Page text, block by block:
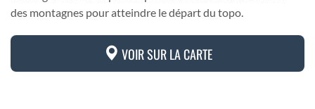
des montagnes pour atteindre le départ du topo.
VOIR SUR LA CARTE